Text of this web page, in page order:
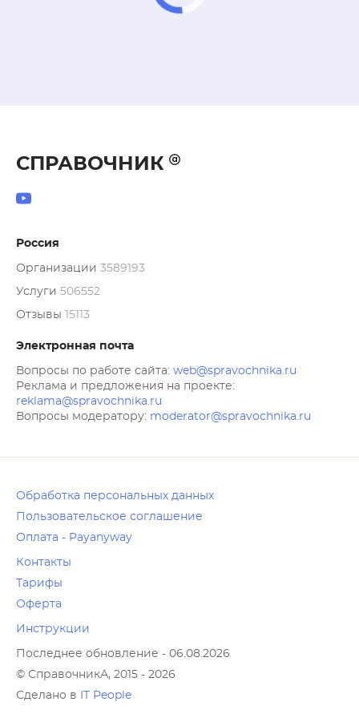
СПРАВОЧНИК
Россия
Организации 3589193
Услуги 506552
Отзывы 15113
Электронная почта
Вопросы по работе сайта: web@spravochnika.ru
Реклама и предложения на проекте:
reklama@spravochnika.ru
Вопросы модератору: moderator@spravochnika.ru
Обработка персональных данных
Пользовательское соглашение
Оплата - Payanyway
Контакты
Тарифы
Оферта
Инструкции
Последнее обновление - 06.08.2026
© СправочникА, 2015 - 2026
Сделано в
IT People